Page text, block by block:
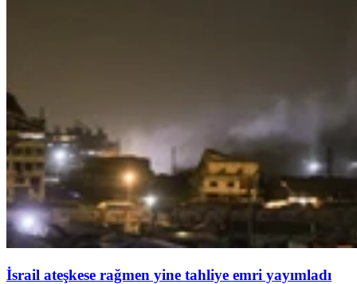
İsrail ateşkese rağmen yine tahliye emri yayımladı